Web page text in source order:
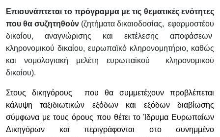
Επισυνάπτεται το πρόγραμμα με τις θεματικές ενότητες
που θα συζητηθούν (ζητήματα δικαιοδοσίας, εφαρμοστέου
δικαίου, αναγνώρισης και εκτέλεσης αποφάσεων
κληρονομικού δικαίου, ευρωπαϊκό κληρονομητήριο, καθώς
και νομολογιακή μελέτη ευρωπαϊκού κληρονομικού
δικαίου).
Στους δικηγόρους που θα συμμετέχουν προβλέπεται
κάλυψη ταξιδιωτικών εξόδων και εξόδων διαβίωσης
σύμφωνα με τους όρους που θέτει το Ίδρυμα Ευρωπαίων
Δικηγόρων και περιγράφονται στο συνημμένο